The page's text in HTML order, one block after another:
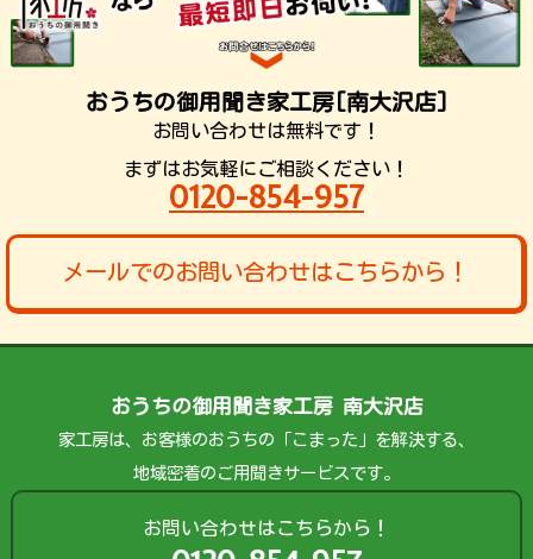
おうちの御用聞き家工房[南大沢店]
お問い合わせは無料です！
まずはお気軽にご相談ください！
0120-854-957
メールでのお問い合わせはこちらから！
おうちの御用聞き家工房 南大沢店
家工房は、お客様のおうちの「こまった」を解決する、
地域密着のご用聞きサービスです。
お問い合わせはこちらから！